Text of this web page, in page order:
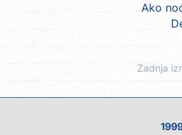
Ako
Zadnja